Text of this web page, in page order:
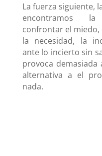
La fuerza siguiente,
encontramos
confrontar el miedo,
la necesidad, la
ante lo incierto sin
provoca demasiada
alternativa a el
nada.